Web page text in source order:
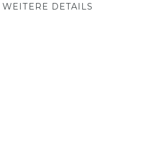
WEITERE DETAILS